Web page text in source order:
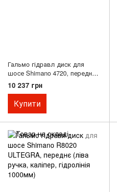
Гальмо гідравл диск для
шосе Shimano 4720, переднє
(ліва ручка 2-шв, каліпер,
гідроліния 1000мм)
10 237 грн
Купити